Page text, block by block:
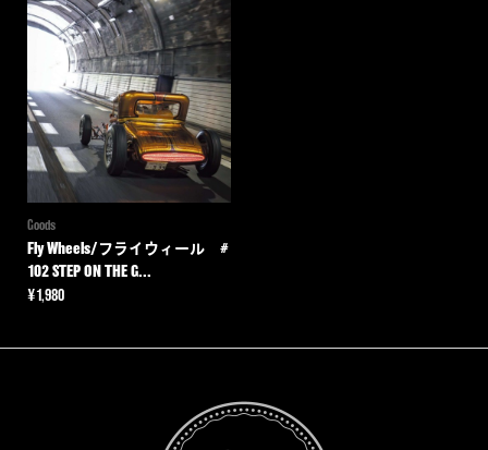
Goods
Fly Wheels/フライウィール #
102 STEP ON THE G...
¥1,980